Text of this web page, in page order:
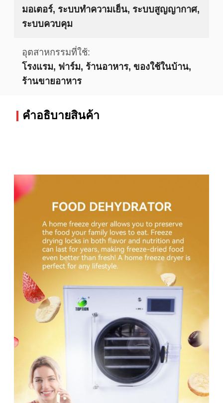
มอเตอร์, ระบบทำความเย็น, ระบบสูญญากาศ,
ระบบควบคุม
อุตสาหกรรมที่ใช้:
โรงแรม, ฟาร์ม, ร้านอาหาร, ของใช้ในบ้าน,
ร้านขายอาหาร
คําอธิบายสินค้า